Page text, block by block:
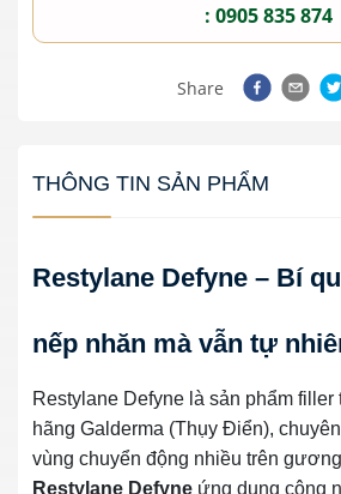
: 0905 835 874
Share
THÔNG TIN SẢN PHẨM
Restylane Defyne – Bí
nếp nhăn mà vẫn tự
Restylane Defyne là sản phẩm filler
hãng Galderma (Thụy Điển),
vùng chuyển động nhiều trên
Restylane Defyne ứng dụng công